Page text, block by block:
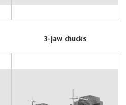
3-jaw chucks